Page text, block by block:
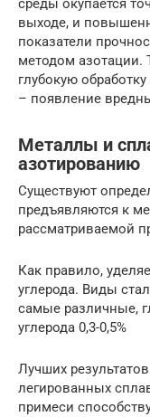
среды окупается
выходе, и
показатели
методом азотации.
глубокую
– появление
Металлы и
азотированию
Существуют
предъявляются к
рассматриваемой
Как правило,
углерода. Виды
самые различные,
углерода 0,3-0,5%
Лучших
легированных
примеси